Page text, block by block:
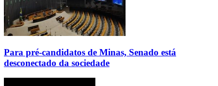
Para pré-candidatos de Minas, Senado está
desconectado da sociedade